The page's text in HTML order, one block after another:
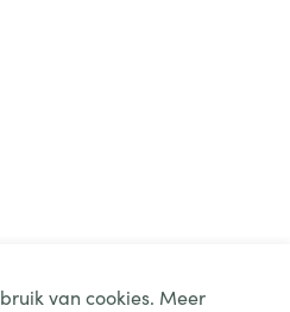
van cookies. Meer